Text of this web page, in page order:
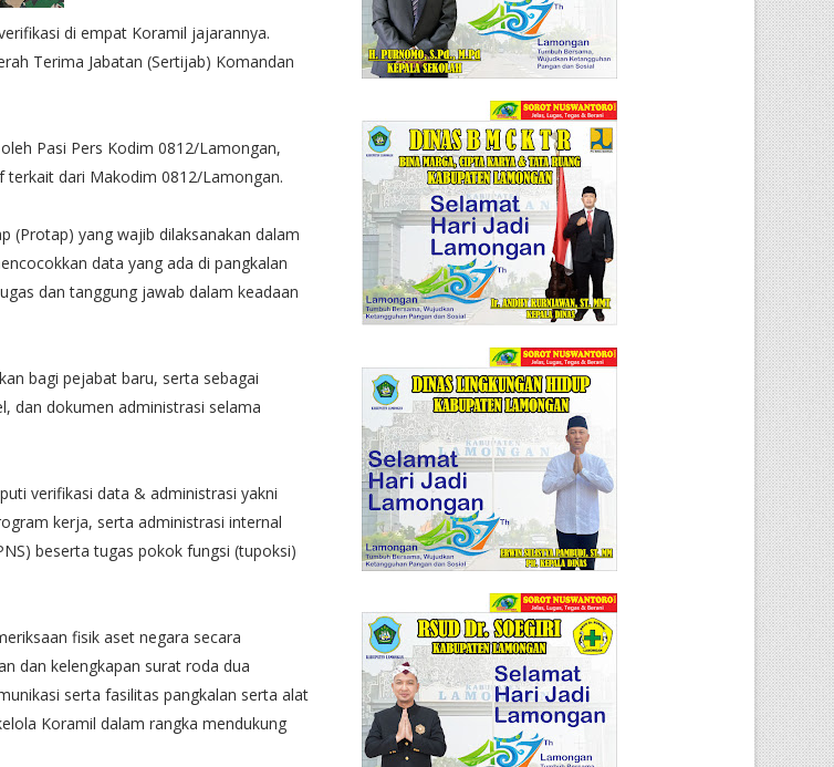
di empat Koramil jajarannya.
Terima Jabatan (Sertijab) Komandan
Pasi Pers Kodim 0812/Lamongan,
terkait dari Makodim 0812/Lamongan.
(Protap) yang wajib dilaksanakan dalam
data yang ada di pangkalan
dan tanggung jawab dalam keadaan
bagi pejabat baru, serta sebagai
dan dokumen administrasi selama
verifikasi data & administrasi yakni
kerja, serta administrasi internal
beserta tugas pokok fungsi (tupoksi)
fisik aset negara secara
dan kelengkapan surat roda dua
serta fasilitas pangkalan serta alat
Koramil dalam rangka mendukung